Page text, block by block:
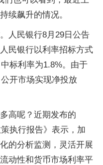
续飙升的情况。
人民银行8月29日公告
民银行以利率招标方式
标利率为1.8%。由于
开市场实现净投放
高呢？近期发布的
执行报告》表示，加
的分析监测，灵活开展
动性和货币市场利率平